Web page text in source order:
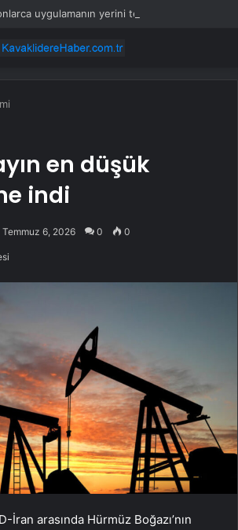
en düşük
indi
Temmuz 6, 2026 0 0
İran arasında Hürmüz Boğazı’nın